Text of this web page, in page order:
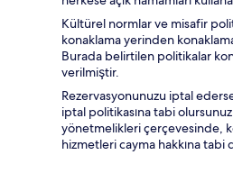
Kültürel normlar ve misafir
konaklama yerinden
Burada belirtilen politikalar
verilmiştir.
Rezervasyonunuzu iptal
iptal politikasına tabi
yönetmelikleri çerçevesinde,
hizmetleri cayma hakkına tabi